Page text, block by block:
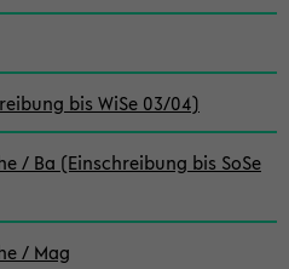
bis WiSe 03/04)
/ Ba (Einschreibung bis SoSe
/ Mag